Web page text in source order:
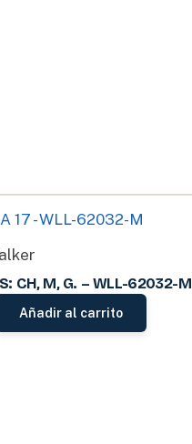
CH, M, G. – WLL-62032-M
Añadir al carrito